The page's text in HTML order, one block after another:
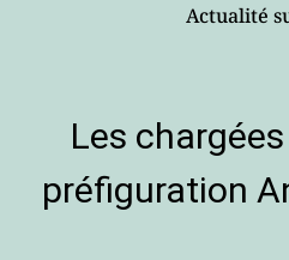
Actualité
Les
préfiguration